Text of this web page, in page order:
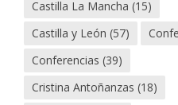
Castilla La Mancha (15)
Castilla y León (57)
Conferencias (39)
Cristina Antoñanzas (18)